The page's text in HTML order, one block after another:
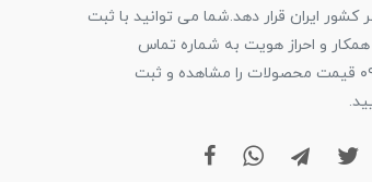
کشور ایران قرار دهد.شما می توانید با ثبت
همکار و احراز هویت به شماره تماس
۰۹۳۳۰۰۰۰۹۵۵ قیمت محصولات را مشاهده و ثبت